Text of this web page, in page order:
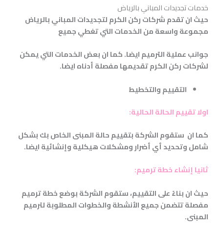
خدمات تجديدات المباني بالرياض
حيث ان تقدم شركات ركن الكرم لتجديدات المباني بالرياض
مجموعة واسعة من الخدمات التي تغطي جميع
جوانب عملية الترميم ايضا. كما ان بعض الخدمات التي يمكن
لشركات ركن الكرم تقديمها مفصلة أدناه ايضا.
التقييم والتخطيط
اولا تقييم الحالة الحالية:
كما ان ستقوم الشركة بتقييم حالة المبنى الخاص بك بشكل
شامل وتحديد أي أضرار ومشكلات هيكلية وإنشائية ايضا.
ثانيا إنشاء خطة ترميم:
حيث ان بناءً على التقييم، ستقوم الشركة بوضع خطة ترميم
مفصلة تتضمن جميع الأنشطة والخطوات المطلوبة لترميم
المبنى.